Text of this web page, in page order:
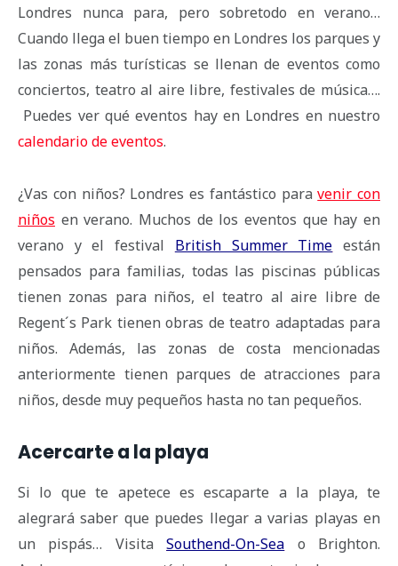
Londres nunca para, pero sobretodo en verano…
Cuando llega el buen tiempo en Londres los parques y
las zonas más turísticas se llenan de eventos como
conciertos, teatro al aire libre, festivales de música….
Puedes ver qué eventos hay en Londres en nuestro
calendario de eventos.
¿Vas con niños? Londres es fantástico paravenir con
niños en verano. Muchos de los eventos que hay en
verano y el festival British Summer Time están
pensados para familias, todas las piscinas públicas
tienen zonas para niños, el teatro al aire libre de
Regent´s Park tienen obras de teatro adaptadas para
niños. Además, las zonas de costa mencionadas
anteriormente tienen parques de atracciones para
niños, desde muy pequeños hasta no tan pequeños.
Acercarte a la playa
Si lo que te apetece es escaparte a la playa, te
alegrará saber que puedes llegar a varias playas en
un pispás… VisitaSouthend-On-Sea o Brighton.